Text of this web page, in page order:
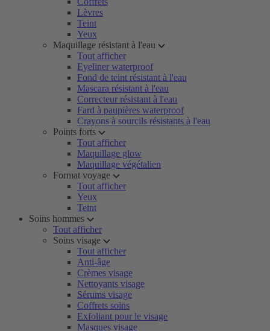
Lèvres
Teint
Yeux
Maquillage résistant à l'eau
Tout afficher
Eyeliner waterproof
Fond de teint résistant à l'eau
Mascara résistant à l'eau
Correcteur résistant à l'eau
Fard à paupières waterproof
Crayons à sourcils résistants à l'eau
Points forts
Tout afficher
Maquillage glow
Maquillage végétalien
Format voyage
Tout afficher
Yeux
Teint
Soins hommes
Tout afficher
Soins visage
Tout afficher
Anti-âge
Crèmes visage
Nettoyants visage
Sérums visage
Coffrets soins
Exfoliant pour le visage
Masques visage